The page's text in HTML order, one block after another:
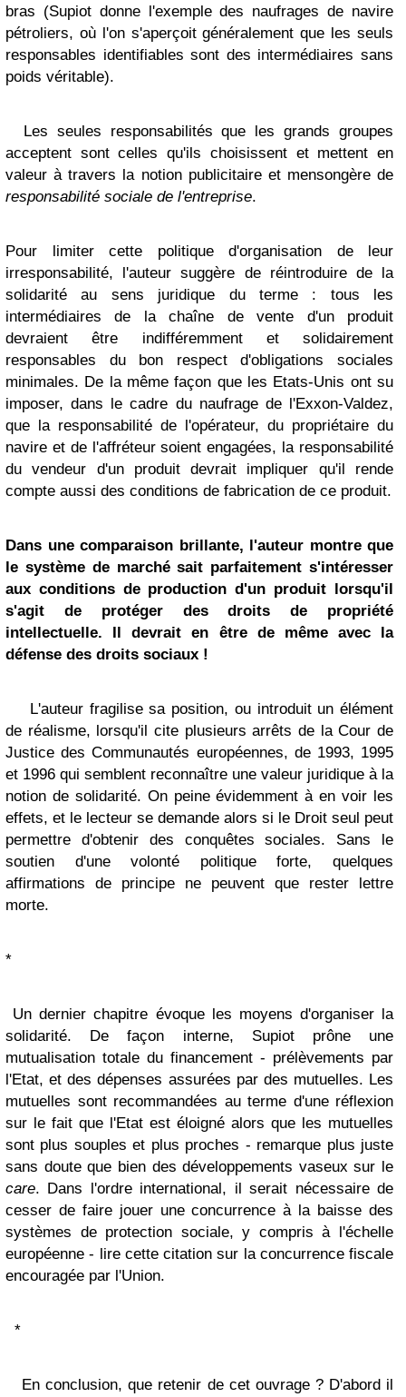
bras (Supiot donne l'exemple des naufrages de navire
pétroliers, où l'on s'aperçoit généralement que les seuls
responsables identifiables sont des intermédiaires sans
poids véritable).
Les seules responsabilités que les grands groupes
acceptent sont celles qu'ils choisissent et mettent en
valeur à travers la notion publicitaire et mensongère de
responsabilité sociale de l'entreprise.
Pour limiter cette politique d'organisation de leur
irresponsabilité, l'auteur suggère de réintroduire de la
solidarité au sens juridique du terme : tous les
intermédiaires de la chaîne de vente d'un produit
devraient être indifféremment et solidairement
responsables du bon respect d'obligations sociales
minimales. De la même façon que les Etats-Unis ont su
imposer, dans le cadre du naufrage de l'Exxon-Valdez,
que la responsabilité de l'opérateur, du propriétaire du
navire et de l'affréteur soient engagées, la responsabilité
du vendeur d'un produit devrait impliquer qu'il rende
compte aussi des conditions de fabrication de ce produit.
Dans une comparaison brillante, l'auteur montre que
le système de marché sait parfaitement s'intéresser
aux conditions de production d'un produit lorsqu'il
s'agit de protéger des droits de propriété
intellectuelle. Il devrait en être de même avec la
défense des droits sociaux !
L'auteur fragilise sa position, ou introduit un élément
de réalisme, lorsqu'il cite plusieurs arrêts de la Cour de
Justice des Communautés européennes, de 1993, 1995
et 1996 qui semblent reconnaître une valeur juridique à la
notion de solidarité. On peine évidemment à en voir les
effets, et le lecteur se demande alors si le Droit seul peut
permettre d'obtenir des conquêtes sociales. Sans le
soutien d'une volonté politique forte, quelques
affirmations de principe ne peuvent que rester lettre
morte.
*
Un dernier chapitre évoque les moyens d'organiser la
solidarité. De façon interne, Supiot prône une
mutualisation totale du financement - prélèvements par
l'Etat, et des dépenses assurées par des mutuelles. Les
mutuelles sont recommandées au terme d'une réflexion
sur le fait que l'Etat est éloigné alors que les mutuelles
sont plus souples et plus proches - remarque plus juste
sans doute que bien des développements vaseux sur le
care. Dans l'ordre international, il serait nécessaire de
cesser de faire jouer une concurrence à la baisse des
systèmes de protection sociale, y compris à l'échelle
européenne - lire cette citation sur la concurrence fiscale
encouragée par l'Union.
*
En conclusion, que retenir de cet ouvrage ? D'abord il